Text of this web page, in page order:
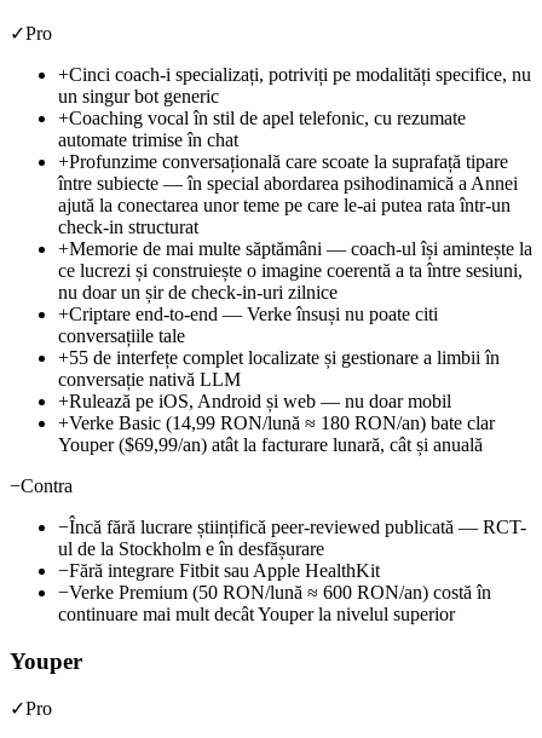
✓Pro
+Cinci coach-i specializați, potriviți pe modalități specifice, nu
un singur bot generic
+Coaching vocal în stil de apel telefonic, cu rezumate
automate trimise în chat
+Profunzime conversațională care scoate la suprafață tipare
între subiecte — în special abordarea psihodinamică a Annei
ajută la conectarea unor teme pe care le-ai putea rata într-un
check-in structurat
+Memorie de mai multe săptămâni — coach-ul își amintește la
ce lucrezi și construiește o imagine coerentă a ta între sesiuni,
nu doar un șir de check-in-uri zilnice
+Criptare end-to-end — Verke însuși nu poate citi
conversațiile tale
+55 de interfețe complet localizate și gestionare a limbii în
conversație nativă LLM
+Rulează pe iOS, Android și web — nu doar mobil
+Verke Basic (14,99 RON/lună ≈ 180 RON/an) bate clar
Youper ($69,99/an) atât la facturare lunară, cât și anuală
−Contra
−Încă fără lucrare științifică peer-reviewed publicată — RCT-
ul de la Stockholm e în desfășurare
−Fără integrare Fitbit sau Apple HealthKit
−Verke Premium (50 RON/lună ≈ 600 RON/an) costă în
continuare mai mult decât Youper la nivelul superior
Youper
✓Pro